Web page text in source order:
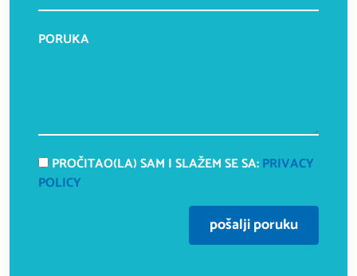
PORUKA
PROČITAO(LA) SAM I SLAŽEM SE SA:PRIVACY
POLICY
pošalji poruku